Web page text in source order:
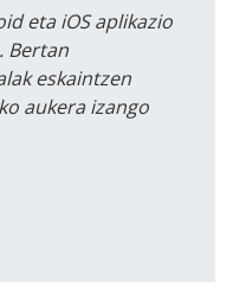
eta iOS aplikazio
Bertan
eskaintzen
aukera izango